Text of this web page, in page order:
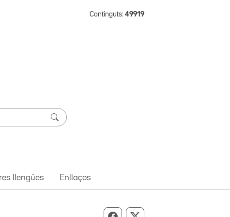
Continguts: 49919
llengües Enllaços